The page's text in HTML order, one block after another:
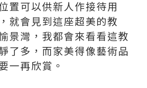
置可以供新人作接待用
就會見到這座超美的教
景灣，我都會來看看這教
了多，而家美得像藝術品
一再欣賞。